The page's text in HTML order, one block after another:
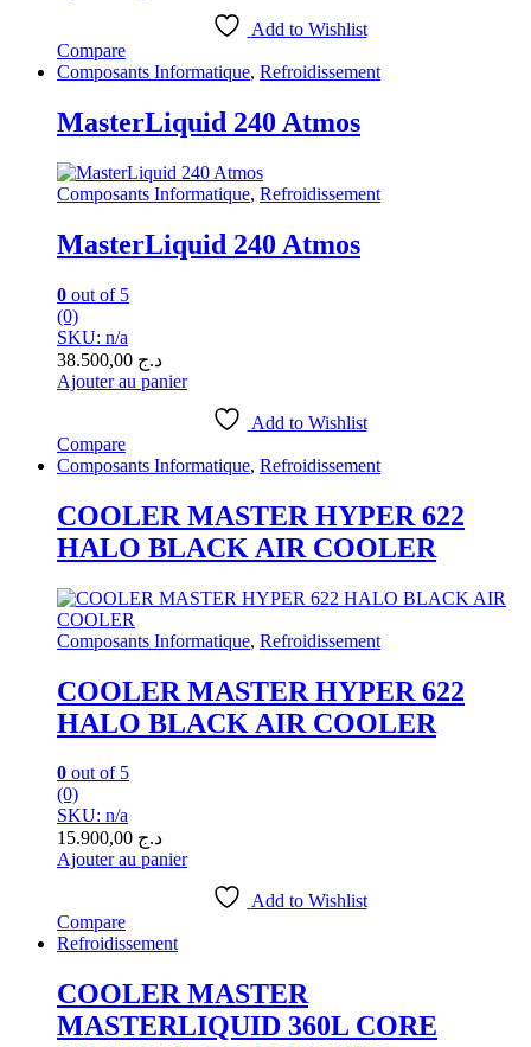
Add to Wishlist
Compare
Composants Informatique, Refroidissement
MasterLiquid 240 Atmos
Composants Informatique, Refroidissement
MasterLiquid 240 Atmos
0 out of 5
(0)
SKU: n/a
د.ج
Ajouter au panier
Add to Wishlist
Compare
Composants Informatique, Refroidissement
COOLER MASTER HYPER 622
HALO BLACK AIR COOLER
Composants Informatique, Refroidissement
COOLER MASTER HYPER 622
HALO BLACK AIR COOLER
0 out of 5
(0)
SKU: n/a
د.ج
Ajouter au panier
Add to Wishlist
Compare
Refroidissement
COOLER MASTER
MASTERLIQUID 360L CORE